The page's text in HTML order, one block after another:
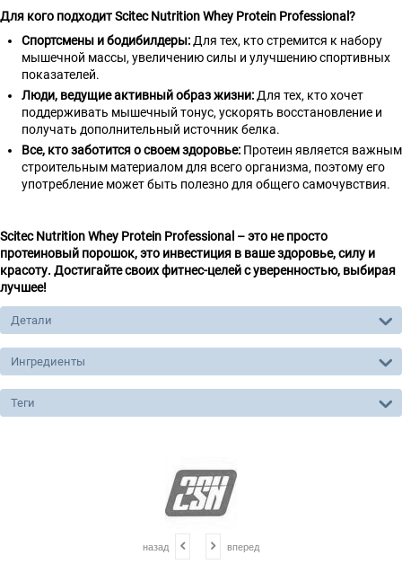
Для кого подходит Scitec Nutrition Whey Protein Professional?
Спортсмены и бодибилдеры: Для тех, кто стремится к набору
мышечной массы, увеличению силы и улучшению спортивных
показателей.
Люди, ведущие активный образ жизни: Для тех, кто хочет
поддерживать мышечный тонус, ускорять восстановление и
получать дополнительный источник белка.
Все, кто заботится о своем здоровье: Протеин является важным
строительным материалом для всего организма, поэтому его
употребление может быть полезно для общего самочувствия.
Scitec Nutrition Whey Protein Professional – это не просто
протеиновый порошок, это инвестиция в ваше здоровье, силу и
красоту. Достигайте своих фитнес-целей с уверенностью, выбирая
лучшее!
Детали
Ингредиенты
Теги
назад вперед